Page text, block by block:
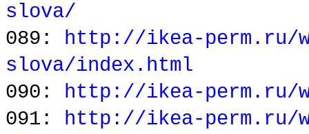
slova/
089: http://ikea-perm.ru/
slova/index.html
090: http://ikea-perm.ru/
091: http://ikea-perm.ru/